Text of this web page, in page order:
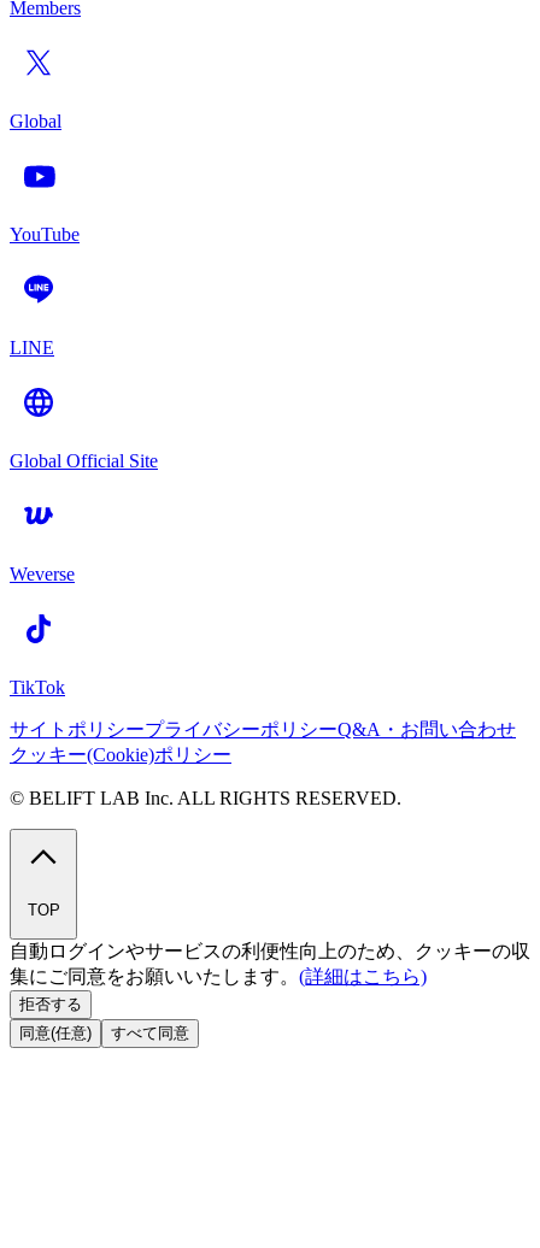
Members
Global
YouTube
LINE
Global Official Site
Weverse
TikTok
サイトポリシープライバシーポリシーQ&A・お問い合わせ
クッキー(Cookie)ポリシー
© BELIFT LAB Inc. ALL RIGHTS RESERVED.
TOP
自動ログインやサービスの利便性向上のため、クッキーの収
集にご同意をお願いいたします。 (詳細はこちら)
拒否する
同意(任意)
すべて同意